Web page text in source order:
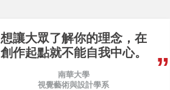
想讓大眾了解你的理念，在
創作起點就不能自我中心。
南華大學
視覺藝術與設計學系